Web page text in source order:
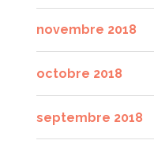
novembre 2018
octobre 2018
septembre 2018